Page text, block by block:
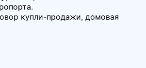
купли-продажи, домовая